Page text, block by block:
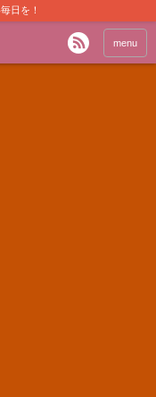
日を！
menu